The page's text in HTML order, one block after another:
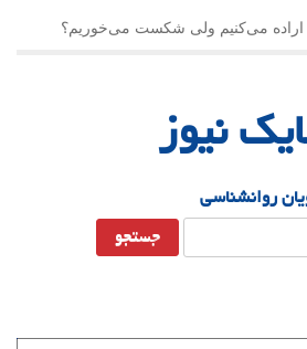
اراده می‌کنیم ولی شکست می‌خوریم؟
نیوز
روانشناسی